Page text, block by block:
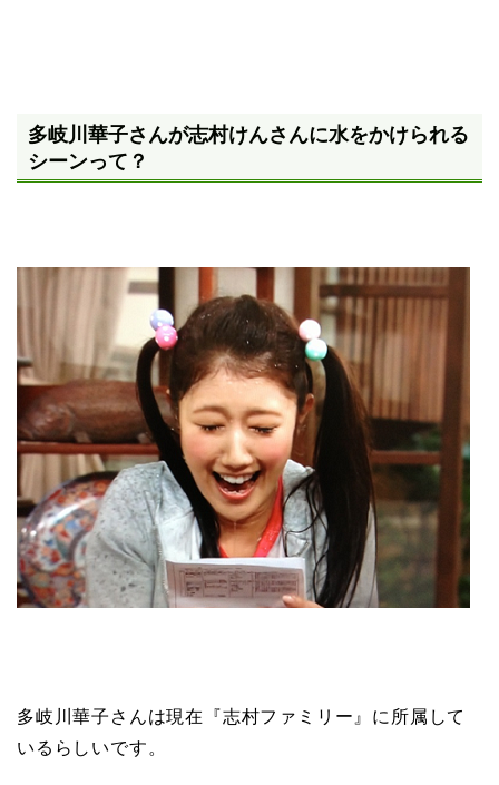
多岐川華子さんが志村けんさんに水をかけられる
シーンって？
多岐川華子さんは現在『志村ファミリー 』に所属して
いるらしいです。